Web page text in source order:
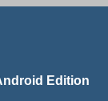
Edition